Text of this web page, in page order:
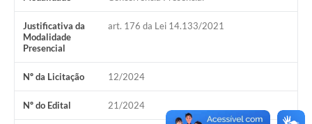
Justificativa da
Modalidade
Presencial
art. 176 da Lei 14.133/2021
Nº da Licitação 12/2024
Nº do Edital 21/2024